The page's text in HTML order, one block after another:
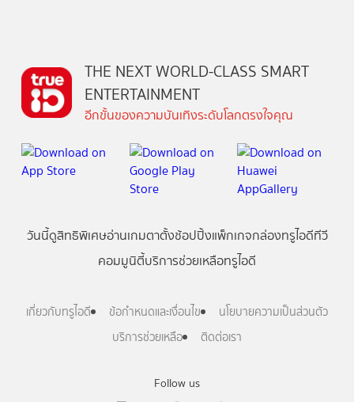
Follow us
THE NEXT WORLD-CLASS SMART
ENTERTAINMENT
อีกขั้นของความบันเทิงระดับโลกตรงใจคุณ
วันนี้ดูสิทธิพิเศษอ่านเกมตาตั้งช้อปปิ้งแพ็กเกจกล่องทรูไอดีทีวี
คอมมูนิตี้บริการช่วยเหลือทรูไอดี
เกี่ยวกับทรูไอดี ข้อกำหนดและเงื่อนไข
นโยบายความเป็นส่วนตัว
บริการช่วยเหลือ
ติดต่อเรา